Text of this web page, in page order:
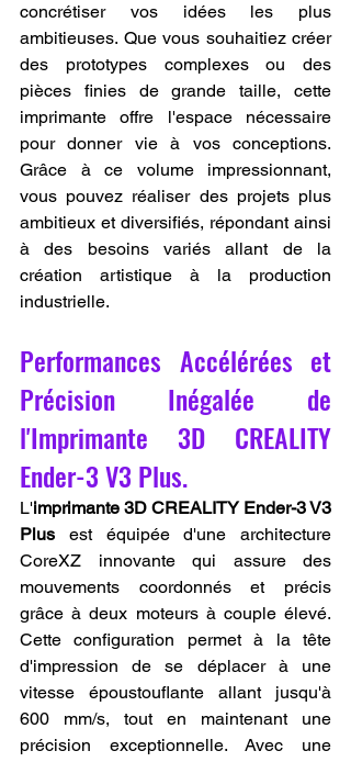
concrétiser vos idées les plus
ambitieuses. Que vous souhaitiez créer
des prototypes complexes ou des
pièces finies de grande taille, cette
imprimante offre l'espace nécessaire
pour donner vie à vos conceptions.
Grâce à ce volume impressionnant,
vous pouvez réaliser des projets plus
ambitieux et diversifiés, répondant ainsi
à des besoins variés allant de la
création artistique à la production
industrielle.
Performances Accélérées et
Précision Inégalée de
l'Imprimante 3D CREALITY
Ender-3 V3 Plus.
L'imprimante 3D CREALITY Ender-3 V3
Plus est équipée d'une architecture
CoreXZ innovante qui assure des
mouvements coordonnés et précis
grâce à deux moteurs à couple élevé.
Cette configuration permet à la tête
d'impression de se déplacer à une
vitesse époustouflante allant jusqu'à
600 mm/s, tout en maintenant une
précision exceptionnelle. Avec une